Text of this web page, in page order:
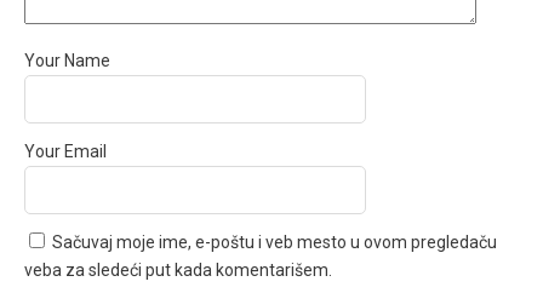
Your Name
Your Email
Sačuvaj moje ime, e-poštu i veb mesto u ovom pregledaču
veba za sledeći put kada komentarišem.